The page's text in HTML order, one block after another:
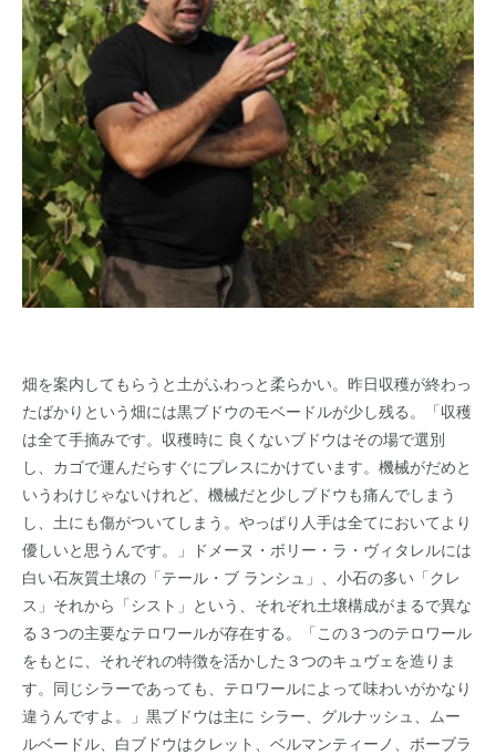
畑を案内してもらうと土がふわっと柔らかい。昨日収穫が終わっ
たばかりという畑には黒ブドウのモベードルが少し残る。「収穫
は全て手摘みです。収穫時に 良くないブドウはその場で選別
し、カゴで運んだらすぐにプレスにかけています。機械がだめと
いうわけじゃないけれど、機械だと少しブドウも痛んでしまう
し、土にも傷がついてしまう。やっぱり人手は全てにおいてより
優しいと思うんです。」ドメーヌ・ボリー・ラ・ヴィタレルには
白い石灰質土壌の「テール・ブ ランシュ」、小石の多い「クレ
ス」それから「シスト」という、それぞれ土壌構成がまるで異な
る３つの主要なテロワールが存在する。「この３つのテロワール
をもとに、それぞれの特徴を活かした３つのキュヴェを造りま
す。同じシラーであっても、テロワールによって味わいがかなり
違うんですよ。」黒ブドウは主に シラー、グルナッシュ、ムー
ルベードル、白ブドウはクレット、ベルマンティーノ、ボーブラ